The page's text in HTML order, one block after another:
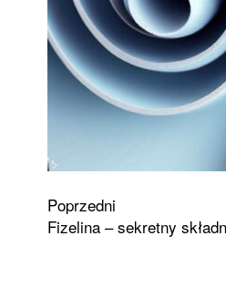
Zobacz
wpisy
Poprzedni
Fizelina – sekretny